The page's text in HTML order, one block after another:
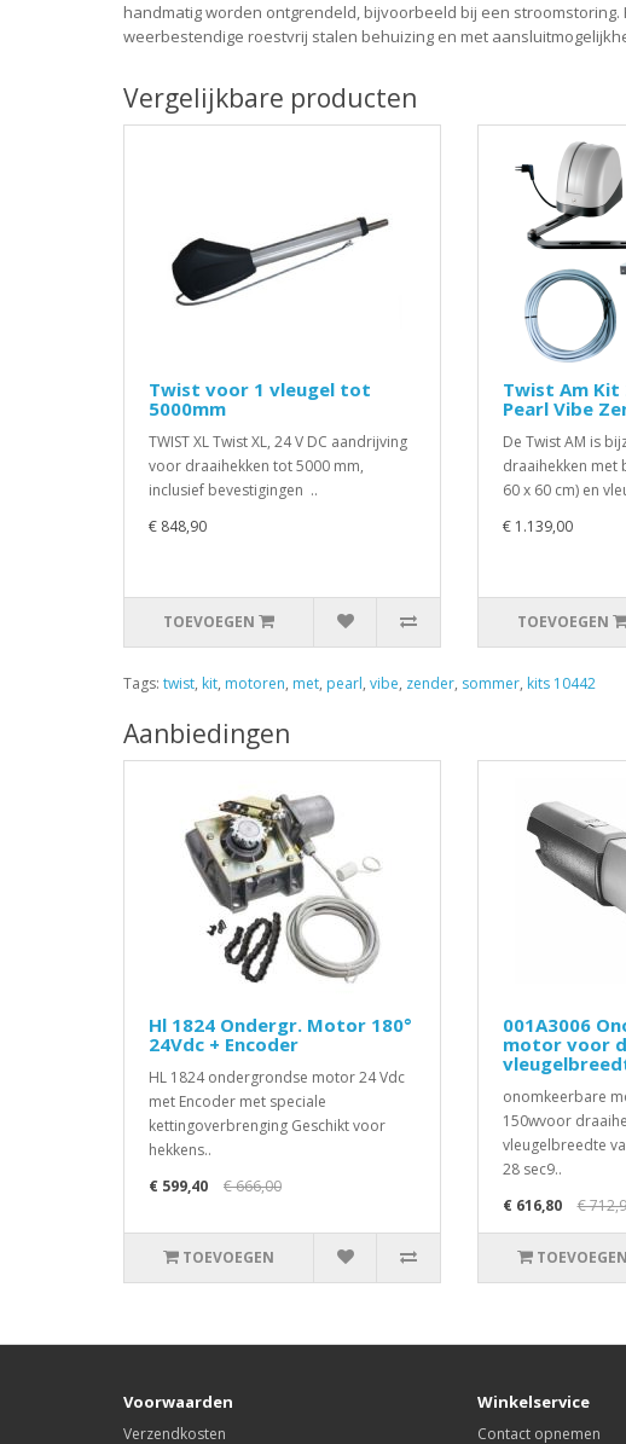
handmatig worden ontgrendeld, bijvoorbeeld bij een
weerbestendige roestvrij stalen behuizing en met
Vergelijkbare producten
Twist voor 1 vleugel tot
5000mm
TWIST XL Twist XL, 24 V DC aandrijving
voor draaihekken tot 5000 mm,
inclusief bevestigingen ..
€ 848,90
TOEVOEGEN
Twist Am
Pearl Vibe
De Twist AM is
draaihekken met
60 x 60 cm) en
€ 1.139,00
TOEVOEGEN
Tags: twist, kit, motoren, met, pearl, vibe, zender, sommer, kits 10442
Aanbiedingen
Hl 1824 Ondergr. Motor 180°
24Vdc + Encoder
HL 1824 ondergrondse motor 24 Vdc
met Encoder met speciale
kettingoverbrenging Geschikt voor
hekkens..
€ 599,40
€ 666,00
TOEVOEGEN
001A3006
motor voor
onomkeerbare
150wvoor
vleugelbreedte
28 sec9..
€ 616,80
€
TOEVOEGEN
Voorwaarden
Verzendkosten
Winkelservice
Contact opnemen